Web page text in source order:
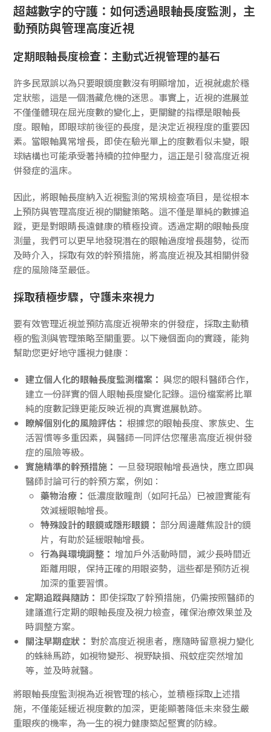
超越數字的守護：如何透過眼軸長度監測，主
動預防與管理高度近視
定期眼軸長度檢查：主動式近視管理的基石
許多民眾誤以為只要眼鏡度數沒有明顯增加，近視就處於穩
定狀態，這是一個潛藏危機的迷思。事實上，近視的進展並
不僅僅體現在屈光度數的變化上，更關鍵的指標是眼軸長
度。眼軸，即眼球前後徑的長度，是決定近視程度的重要因
素。當眼軸異常增長，即使在驗光單上的度數看似未變，眼
球結構也可能承受著持續的拉伸壓力，這正是引發高度近視
併發症的溫床。
因此，將眼軸長度納入近視監測的常規檢查項目，是從根本
上預防與管理高度近視的關鍵策略。這不僅是單純的數據追
蹤，更是對眼睛長遠健康的積極投資。透過定期的眼軸長度
測量，我們可以更早地發現潛在的眼軸過度增長趨勢，從而
及時介入，採取有效的幹預措施，將高度近視及其相關併發
症的風險降至最低。
採取積極步驟，守護未來視力
要有效管理近視並預防高度近視帶來的併發症，採取主動積
極的監測與管理策略至關重要。以下幾個面向的實踐，能夠
幫助您更好地守護視力健康：
建立個人化的眼軸長度監測檔案： 與您的眼科醫師合作，
建立一份詳實的個人眼軸長度變化記錄。這份檔案將比單
純的度數記錄更能反映近視的真實進展軌跡。
瞭解個別化的風險評估： 根據您的眼軸長度、家族史、生
活習慣等多重因素，與醫師一同評估您罹患高度近視併發
症的風險等級。
實施精準的幹預措施： 一旦發現眼軸增長過快，應立即與
醫師討論可行的幹預方案，例如：
藥物治療： 低濃度散瞳劑（如阿托品）已被證實能有
效減緩眼軸增長。
特殊設計的眼鏡或隱形眼鏡： 部分周邊離焦設計的鏡
片，有助於延緩眼軸增長。
行為與環境調整： 增加戶外活動時間，減少長時間近
距離用眼，保持正確的用眼姿勢，這些都是預防近視
加深的重要習慣。
定期追蹤與隨訪： 即使採取了幹預措施，仍需按照醫師的
建議進行定期的眼軸長度及視力檢查，確保治療效果並及
時調整方案。
關注早期症狀： 對於高度近視患者，應隨時留意視力變化
的蛛絲馬跡，如視物變形、視野缺損、飛蚊症突然增加
等，並及時就醫。
將眼軸長度監測視為近視管理的核心，並積極採取上述措
施，不僅能延緩近視度數的加深，更能顯著降低未來發生嚴
重眼疾的機率，為一生的視力健康築起堅實的防線。